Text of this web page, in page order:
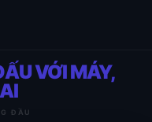
VỚI MÁY,
ĐẦU